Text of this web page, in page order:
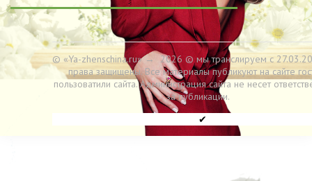
© «Ya-zhenschina.ru»→ 2026 © мы транслируем с
права защищены. Все материалы публикуют на сайте
пользоватили сайта. Администрация сайта не несет
за публикации.
✔